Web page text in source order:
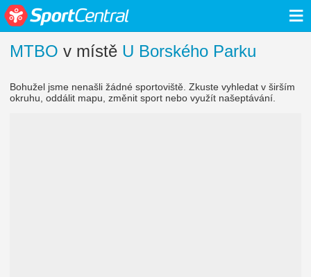
≡
MTBO v místě U Borského Parku
Bohužel jsme nenašli žádné sportoviště. Zkuste vyhledat v širším
okruhu, oddálit mapu, změnit sport nebo využít našeptávání.